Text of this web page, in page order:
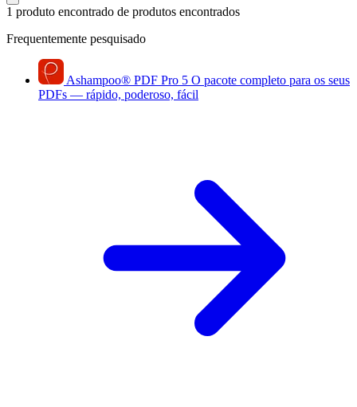
1 produto encontrado de produtos encontrados
Frequentemente pesquisado
Ashampoo® PDF Pro 5 O pacote completo para os seus
PDFs — rápido, poderoso, fácil